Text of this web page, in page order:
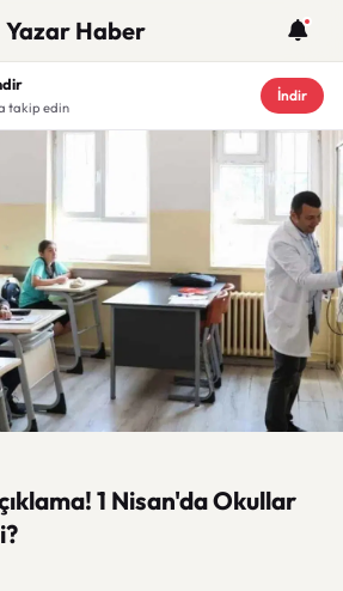
Yazar Haber
takip edin
İndir
1 Nisan'da Okullar